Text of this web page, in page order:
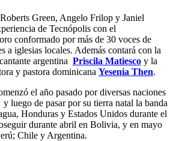
Green, Angelo Frilop y Janiel
de Tecnópolis con el
conformado por más de 30 voces de
a iglesias locales. Además contará con la
argentina Priscila Matiesco y la
y pastora dominicana Yesenia Then.
el año pasado por diversas naciones
luego de pasar por su tierra natal la banda
Honduras y Estados Unidos durante el
durante abril en Bolivia, y en mayo
Chile y Argentina.